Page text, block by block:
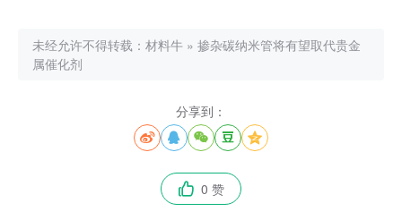
未经允许不得转载： 材料牛 » 掺杂碳纳米管将有望取代贵金
属催化剂
分享到：
    
 0 赞